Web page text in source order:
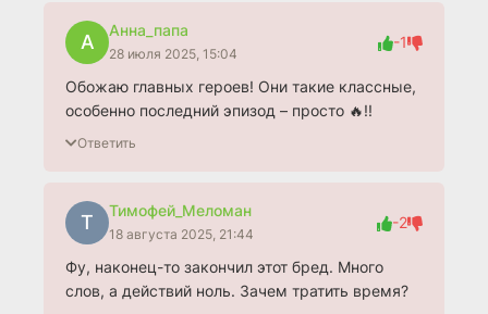
А
Анна_папа
28 июля 2025, 15:04
-1
Обожаю главных героев! Они такие классные,
особенно последний эпизод – просто 🔥!!
Ответить
Т
Тимофей_Меломан
18 августа 2025, 21:44
-2
Фу, наконец-то закончил этот бред. Много
слов, а действий ноль. Зачем тратить время?